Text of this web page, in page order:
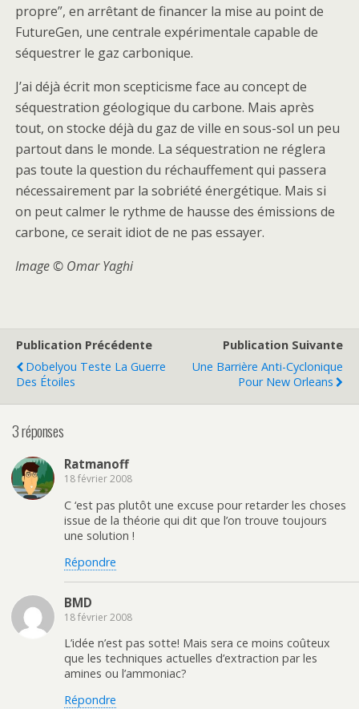
propre”, en arrêtant de financer la mise au point de
FutureGen, une centrale expérimentale capable de
séquestrer le gaz carbonique.
J’ai déjà écrit mon scepticisme face au concept de
séquestration géologique du carbone. Mais après
tout, on stocke déjà du gaz de ville en sous-sol un peu
partout dans le monde. La séquestration ne réglera
pas toute la question du réchauffement qui passera
nécessairement par la sobriété énergétique. Mais si
on peut calmer le rythme de hausse des émissions de
carbone, ce serait idiot de ne pas essayer.
Image © Omar Yaghi
Publication Précédente
Dobelyou Teste La Guerre
Des Étoiles
Publication Suivante
Une Barrière Anti-Cyclonique
Pour New Orleans
3 réponses
Ratmanoff
18 février 2008
C ‘est pas plutôt une excuse pour retarder les choses
issue de la théorie qui dit que l’on trouve toujours
une solution !
Répondre
BMD
18 février 2008
L’idée n’est pas sotte! Mais sera ce moins coûteux
que les techniques actuelles d’extraction par les
amines ou l’ammoniac?
Répondre